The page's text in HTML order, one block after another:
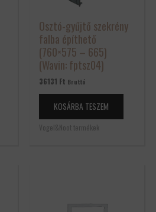
Osztó-gyűjtő szekrény
falba építhető
(760×575 – 665)
(Wavin: fptsz04)
36131 Ft Bruttó
KOSÁRBA TESZEM
Vogel&Noot termékek